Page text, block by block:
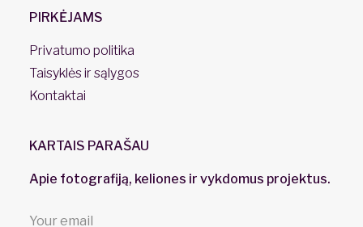
PIRKĖJAMS
Privatumo politika
Taisyklės ir sąlygos
Kontaktai
KARTAIS PARAŠAU
Apie fotografiją, keliones ir vykdomus projektus.